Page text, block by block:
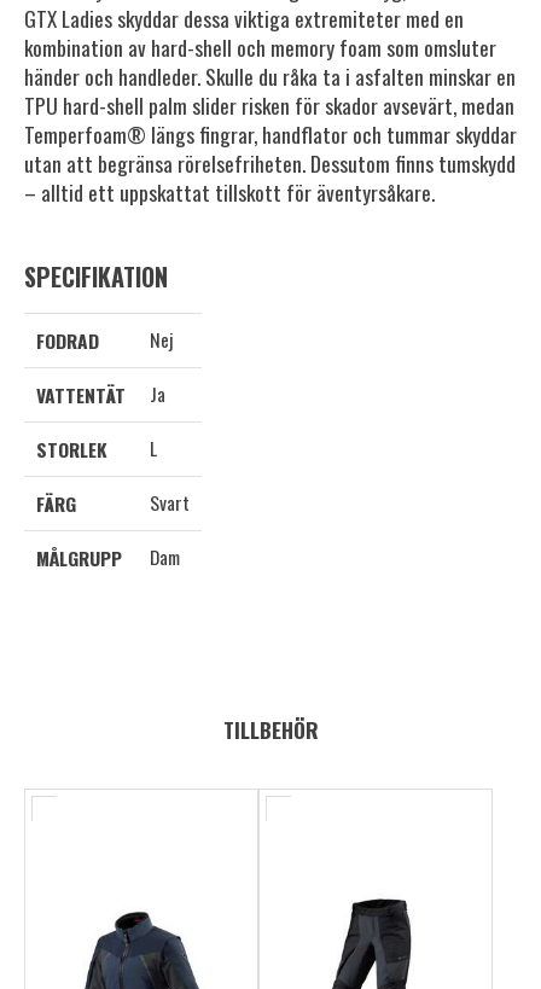
GTX Ladies skyddar dessa viktiga extremiteter med en
kombination av hard-shell och memory foam som omsluter
händer och handleder. Skulle du råka ta i asfalten minskar en
TPU hard-shell palm slider risken för skador avsevärt, medan
Temperfoam® längs fingrar, handflator och tummar skyddar
utan att begränsa rörelsefriheten. Dessutom finns tumskydd
– alltid ett uppskattat tillskott för äventyrsåkare.
SPECIFIKATION
FODRAD
Nej
VATTENTÄT
Ja
STORLEK
L
FÄRG
Svart
MÅLGRUPP
Dam
TILLBEHÖR